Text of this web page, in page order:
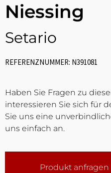
Niessing
Setario
REFERENZNUMMER: N391081
Haben Sie Fragen zu
interessieren Sie sich für
Sie uns eine
uns einfach an.
Produkt anfragen